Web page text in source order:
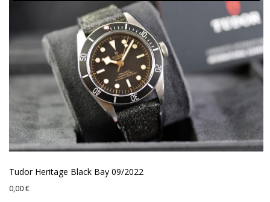
Tudor Heritage Black Bay 09/2022
0,00€